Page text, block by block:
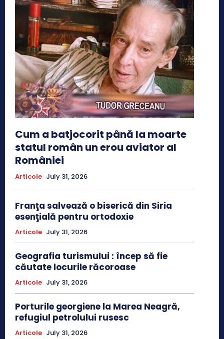
Cum a batjocorit până la moarte
statul român un erou aviator al
României
Articole July 31, 2026
Franţa salvează o biserică din Siria
esenţială pentru ortodoxie
Articole July 31, 2026
Geografia turismului : încep să fie
căutate locurile răcoroase
Articole July 31, 2026
Porturile georgiene la Marea Neagră,
refugiul petrolului rusesc
Articole July 31, 2026